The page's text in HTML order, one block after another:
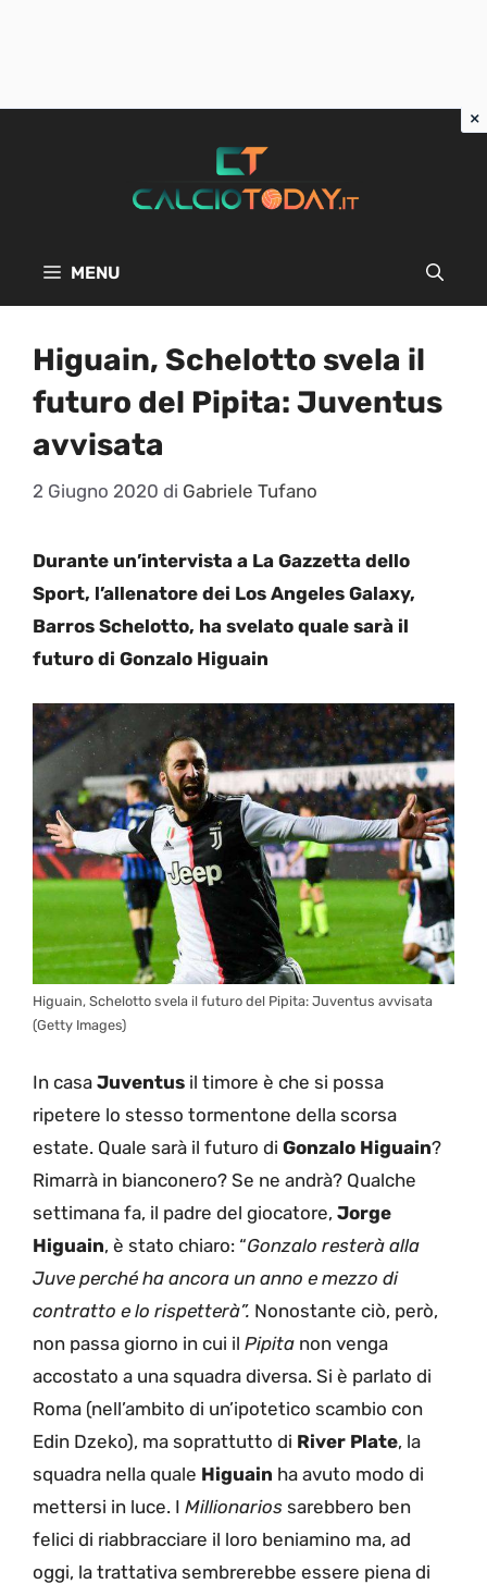
MENU
Higuain, Schelotto svela il
futuro del Pipita: Juventus
avvisata
2 Giugno 2020 di Gabriele Tufano
Durante un’intervista a La Gazzetta dello
Sport, l’allenatore dei Los Angeles Galaxy,
Barros Schelotto, ha svelato quale sarà il
futuro di Gonzalo Higuain
Higuain, Schelotto svela il futuro del Pipita: Juventus avvisata
(Getty Images)
In casa Juventus il timore è che si possa
ripetere lo stesso tormentone della scorsa
estate. Quale sarà il futuro di Gonzalo Higuain?
Rimarrà in bianconero? Se ne andrà? Qualche
settimana fa, il padre del giocatore, Jorge
Higuain, è stato chiaro: “Gonzalo resterà alla
Juve perché ha ancora un anno e mezzo di
contratto e lo rispetterà”. Nonostante ciò, però,
non passa giorno in cui il Pipita non venga
accostato a una squadra diversa. Si è parlato di
Roma (nell’ambito di un’ipotetico scambio con
Edin Dzeko), ma soprattutto di River Plate, la
squadra nella quale Higuain ha avuto modo di
mettersi in luce. I Millionarios sarebbero ben
felici di riabbracciare il loro beniamino ma, ad
oggi, la trattativa sembrerebbe essere piena di